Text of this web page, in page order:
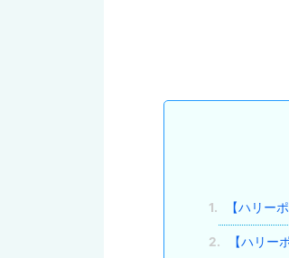
1. 【ハリー
2. 【ハリー